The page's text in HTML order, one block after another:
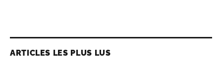
ARTICLES LES PLUS LUS